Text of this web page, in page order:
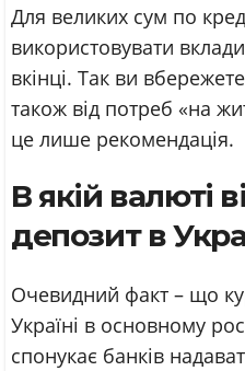
Для великих сум по
використовувати
вкінці. Так ви
також від потреб «на
це лише рекомендація.
В якій валюті
депозит в
Очевидний факт – що
Україні в основному
спонукає банків